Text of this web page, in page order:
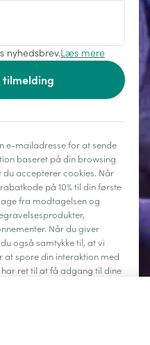
nyhedsbrev.Læs mere
e-mailadresse for at sende
baseret på din browsing
accepterer cookies. Når
på 10% til din første
fra modtagelsen og
Når du giver
også samtykke til, at vi
at spore din interaktion med
ret til at få adgang til dine
til dataportabilitet. Du kan